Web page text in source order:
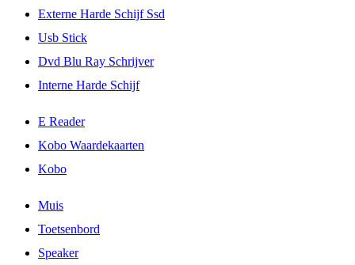
Externe Harde Schijf Ssd
Usb Stick
Dvd Blu Ray Schrijver
Interne Harde Schijf
E Reader
Kobo Waardekaarten
Kobo
Muis
Toetsenbord
Speaker